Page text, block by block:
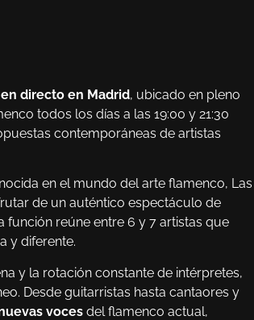
directo en Madrid, ubicado en pleno
todos los días a las 19:00 y 21:30
contemporáneas de artistas
en el mundo del arte flamenco, Las
de un auténtico espectáculo de
función reúne entre 6 y 7 artistas que
y diferente.
y la rotación constante de intérpretes,
Desde guitarristas hasta cantaores y
voces del flamenco actual,